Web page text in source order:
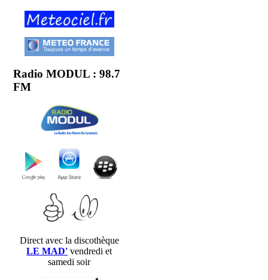
Radio MODUL : 98.7
FM
Direct avec la discothèque
LE MAD' vendredi et
samedi soir